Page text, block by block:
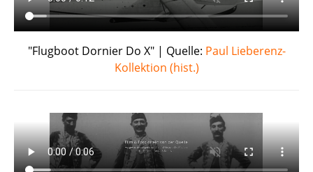
"Flugboot Dornier Do X" | Quelle: Paul Lieberenz-
Kollektion (hist.)